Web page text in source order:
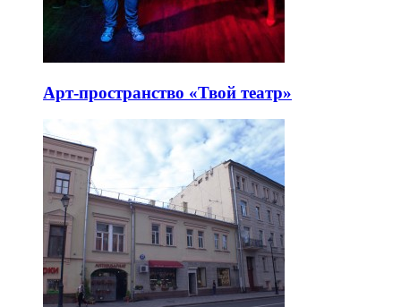
Арт-пространство «Твой театр»